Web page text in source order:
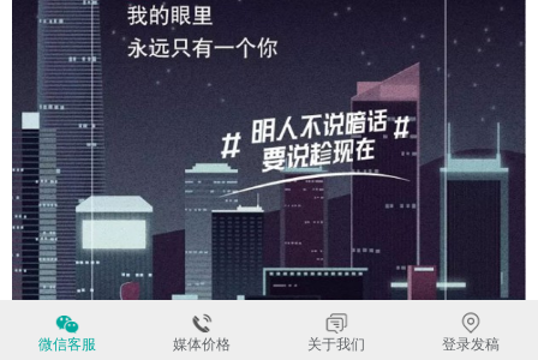
微信客服 媒体价格 关于我们 登录发稿